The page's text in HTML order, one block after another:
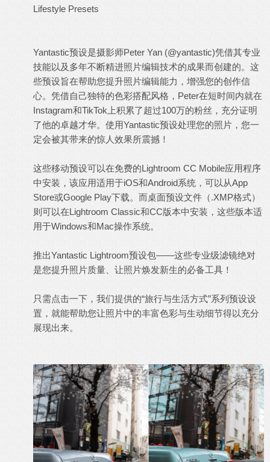
Lifestyle Presets
Yantastic预设是摄影师Peter Yan (@yantastic)凭借其专业
技能以及多年不断精进照片编辑技术的成果而创建的。这
些预设旨在帮助您提升照片编辑能力，增强您的创作信
心。凭借自己独特的色彩搭配风格，Peter在短时间内就在
Instagram和TikTok上积累了超过100万的粉丝，充分证明
了他的卓越才华。使用Yantastic预设处理您的照片，您一
定会被其带来的惊人效果所震撼！
这些移动预设可以在免费的Lightroom CC Mobile应用程序
中安装，该应用适用于iOS和Android系统，可以从App
Store或Google Play下载。而桌面预设文件（.XMP格式）
则可以在Lightroom Classic和CC版本中安装，这些版本适
用于Windows和Mac操作系统。
推出Yantastic Lightroom预设包——这些专业级滤镜绝对
是您提升照片质量、让照片焕发新生的必备工具！
只需点击一下，我们提供的“旅行与生活方式”系列预设设
置，就能帮助您让照片中的丰富色彩与生动细节得以充分
展现出来。